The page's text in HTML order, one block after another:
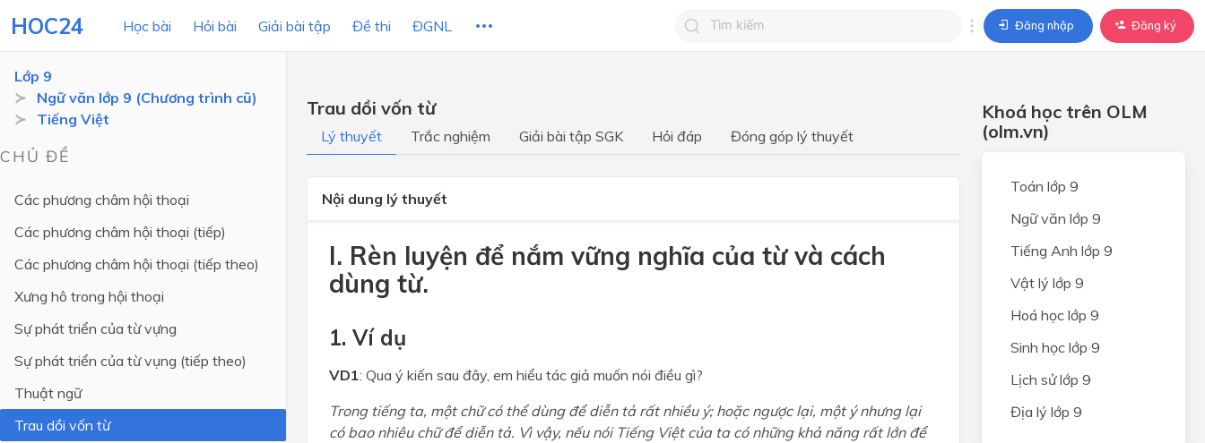
HOC24 Học bài Hỏi bài Giải bài tập Đề thi ĐGNL
bạn
Đăng nhập Đăng ký
Lớp 11
Lớp 10
Lớp 9
Lớp 8
Lớp 7
Lớp 6
MÔN HỌC CHỦ ĐỀ / CHƯƠNG
Lớp 9
Ngữ văn lớp 9 (Chương trình cũ)
Tiếng Việt
CHỦ ĐỀ
Các phương châm hội thoại
Các phương châm hội thoại (tiếp)
Các phương châm hội thoại (tiếp theo)
Xưng hô trong hội thoại
Sự phát triển của từ vựng
Sự phát triển của từ vụng (tiếp theo)
Thuật ngữ
Trau dồi vốn từ
Trau dồi vốn từ
Lý thuyết Trắc nghiệm Giải bài tập SGK Hỏi đáp Đóng góp lý thuyết
Nội dung lý thuyết
I. Rèn luyện để nắm vững nghĩa của từ và cách
dùng từ.
1. Ví dụ
VD1: Qua ý kiến sau đây, em hiểu tác giả muốn nói điều gì?
Trong tiếng ta, một chữ có thể dùng để diễn tả rất nhiều ý; hoặc ngược lại, một ý nhưng lại
có bao nhiêu chữ để diễn tả. Vì vậy, nếu nói Tiếng Việt của ta có những khả năng rất lớn để
Khoá học trên OLM
(olm.vn)
Toán lớp 9
Ngữ văn lớp 9
Tiếng Anh lớp 9
Vật lý lớp 9
Hoá học lớp 9
Sinh học lớp 9
Lịch sử lớp 9
Địa lý lớp 9